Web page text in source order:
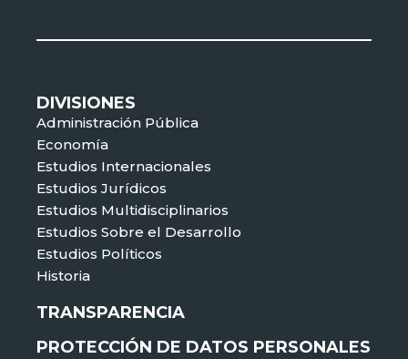
DIVISIONES
Administración Pública
Economía
Estudios Internacionales
Estudios Jurídicos
Estudios Multidisciplinarios
Estudios Sobre el Desarrollo
Estudios Políticos
Historia
TRANSPARENCIA
PROTECCIÓN DE DATOS PERSONALES